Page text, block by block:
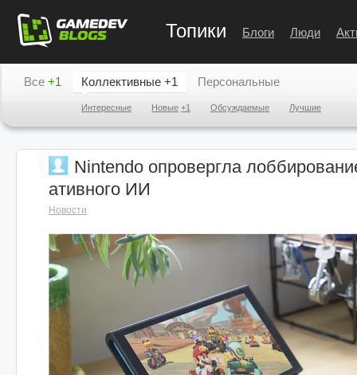
Топики Блоги Люди
Все +1 Коллективные +1
Интересные Новые +1 Обсуждаемые Лучшие
Персональные
Nintendo опровергла
ативного ИИ
Новости